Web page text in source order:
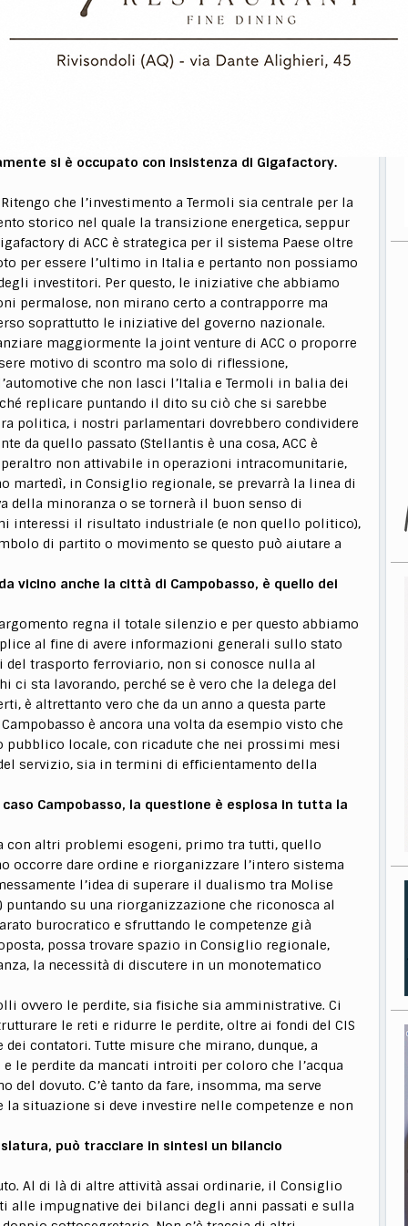
bene il disagio per famiglie e lavoratori della
continuare ad anteporre gli interessi di una parte
che dovrà poter godere di strutture nuove,
si è occupato con insistenza di Gigafactory.
che l’investimento a Termoli sia centrale per la
storico nel quale la transizione energetica, seppur
di ACC è strategica per il sistema Paese oltre
per essere l’ultimo in Italia e pertanto non possiamo
investitori. Per questo, le iniziative che abbiamo
permalose, non mirano certo a contrapporre ma
soprattutto le iniziative del governo nazionale.
maggiormente la joint venture di ACC o proporre
motivo di scontro ma solo di riflessione,
che non lasci l’Italia e Termoli in balia dei
replicare puntando il dito su ciò che si sarebbe
politica, i nostri parlamentari dovrebbero condividere
da quello passato (Stellantis è una cosa, ACC è
peraltro non attivabile in operazioni intracomunitarie,
martedì, in Consiglio regionale, se prevarrà la linea di
minoranza o se tornerà il buon senso di
interessi il risultato industriale (e non quello politico),
di partito o movimento se questo può aiutare a
vicino anche la città di Campobasso, è quello dei
regna il totale silenzio e per questo abbiamo
al fine di avere informazioni generali sullo stato
del trasporto ferroviario, non si conosce nulla al
ci sta lavorando, perché se è vero che la delega del
è altrettanto vero che da un anno a questa parte
è ancora una volta da esempio visto che
locale, con ricadute che nei prossimi mesi
servizio, sia in termini di efficientamento della
Campobasso, la questione è esplosa in tutta la
con altri problemi esogeni, primo tra tutti, quello
occorre dare ordine e riorganizzare l’intero sistema
l’idea di superare il dualismo tra Molise
puntando su una riorganizzazione che riconosca al
burocratico e sfruttando le competenze già
possa trovare spazio in Consiglio regionale,
la necessità di discutere in un monotematico
ovvero le perdite, sia fisiche sia amministrative. Ci
le reti e ridurre le perdite, oltre ai fondi del CIS
contatori. Tutte misure che mirano, dunque, a
le perdite da mancati introiti per coloro che l’acqua
del dovuto. C’è tanto da fare, insomma, ma serve
situazione si deve investire nelle competenze e non
può tracciare in sintesi un bilancio
Al di là di altre attività assai ordinarie, il Consiglio
alle impugnative dei bilanci degli anni passati e sulla